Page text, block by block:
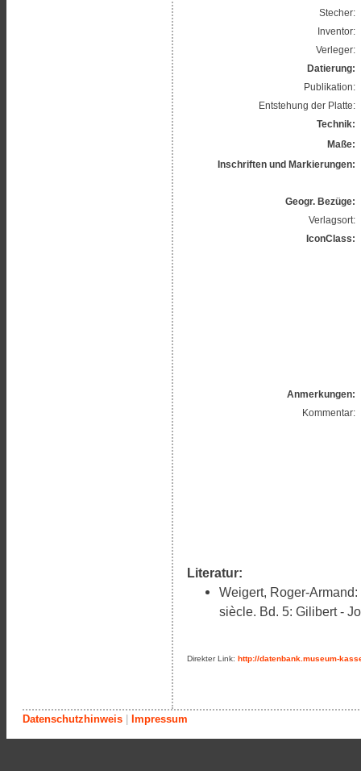
Stecher:
Inventor:
Verleger:
Datierung:
Publikation:
Entstehung der Platte:
Technik:
Maße:
Inschriften und Markierungen:
Geogr. Bezüge:
Verlagsort:
IconClass:
Anmerkungen:
Kommentar:
Literatur:
Weigert, Roger-
siècle. Bd. 5: Gilibert -
Direkter Link: http://datenbank.museum-
Datenschutzhinweis | Impressum